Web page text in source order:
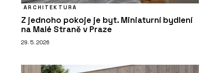
ARCHITEKTURA
Z jednoho pokoje je byt. Miniaturní bydlení
na Malé Straně v Praze
29. 5. 2026